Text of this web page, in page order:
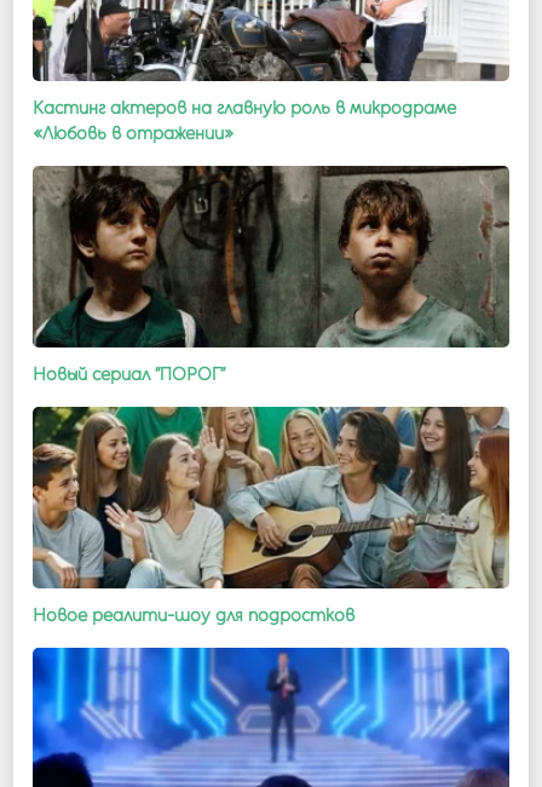
Кастинг актеров на главную роль в микродраме
«Любовь в отражении»
Новый сериал “ПОРОГ”
Новое реалити-шоу для подростков